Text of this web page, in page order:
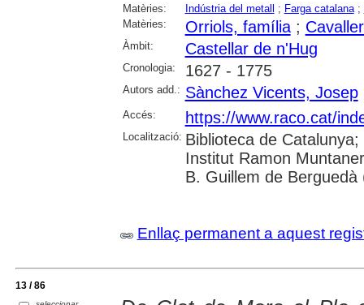
Matèries: Indústria del metall ; Farga catalana;
Matèries:
Orriols, família;
Àmbit: Castellar de n'Hug
Cronologia: 1627 - 1775
Autors add.: Sànchez Vicents, Josep
Accés: https://www.raco.cat/
Localització: Biblioteca de
Institut Ramon
B. Guillem de Berguedà
Enllaç permanent a aquest
13 / 86